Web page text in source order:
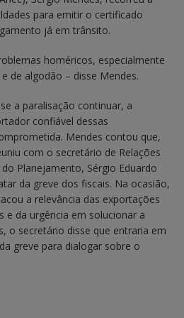
para emitir o certificado
já em trânsito.
homéricos, especialmente
de algodão – disse Mendes.
a paralisação continuar, a
confiável dessas
Mendes contou que,
com o secretário de Relações
Planejamento, Sérgio Eduardo
da greve dos fiscais. Na ocasião,
a relevância das exportações
e da urgência em solucionar a
o secretário disse que entraria em
greve para dialogar sobre o